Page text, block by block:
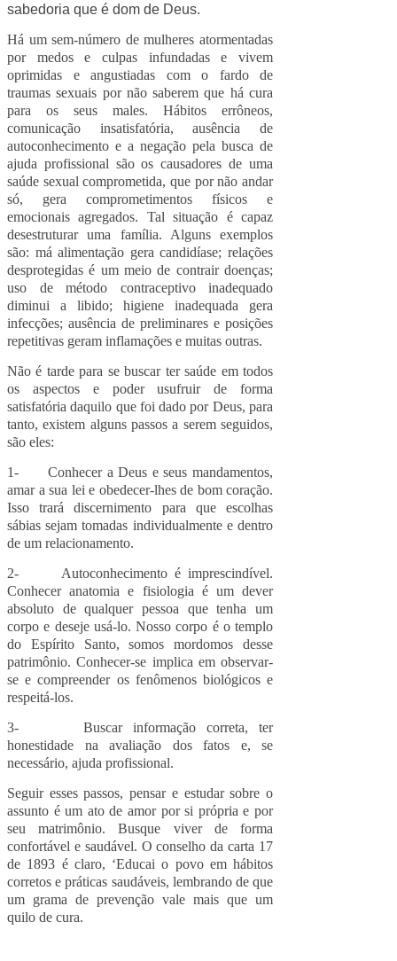
sabedoria que é dom de Deus.
Há um sem-número de mulheres atormentadas
por medos e culpas infundadas e vivem
oprimidas e angustiadas com o fardo de
traumas sexuais por não saberem que há cura
para os seus males. Hábitos errôneos,
comunicação insatisfatória, ausência de
autoconhecimento e a negação pela busca de
ajuda profissional são os causadores de uma
saúde sexual comprometida, que por não andar
só, gera comprometimentos físicos e
emocionais agregados. Tal situação é capaz
desestruturar uma família. Alguns exemplos
são: má alimentação gera candidíase; relações
desprotegidas é um meio de contrair doenças;
uso de método contraceptivo inadequado
diminui a libido; higiene inadequada gera
infecções; ausência de preliminares e posições
repetitivas geram inflamações e muitas outras.
Não é tarde para se buscar ter saúde em todos
os aspectos e poder usufruir de forma
satisfatória daquilo que foi dado por Deus, para
tanto, existem alguns passos a serem seguidos,
são eles:
1- Conhecer a Deus e seus mandamentos,
amar a sua lei e obedecer-lhes de bom coração.
Isso trará discernimento para que escolhas
sábias sejam tomadas individualmente e dentro
de um relacionamento.
2- Autoconhecimento é imprescindível.
Conhecer anatomia e fisiologia é um dever
absoluto de qualquer pessoa que tenha um
corpo e deseje usá-lo. Nosso corpo é o templo
do Espírito Santo, somos mordomos desse
patrimônio. Conhecer-se implica em observar-
se e compreender os fenômenos biológicos e
respeitá-los.
3- Buscar informação correta, ter
honestidade na avaliação dos fatos e, se
necessário, ajuda profissional.
Seguir esses passos, pensar e estudar sobre o
assunto é um ato de amor por si própria e por
seu matrimônio. Busque viver de forma
confortável e saudável. O conselho da carta 17
de 1893 é claro, ‘Educai o povo em hábitos
corretos e práticas saudáveis, lembrando de que
um grama de prevenção vale mais que um
quilo de cura.